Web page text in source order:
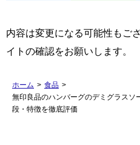
内容は変更になる可能性もご
イトの確認をお願いします。
ホーム > 食品 >
無印良品のハンバーグのデミグラスソ
段・特徴を徹底評価